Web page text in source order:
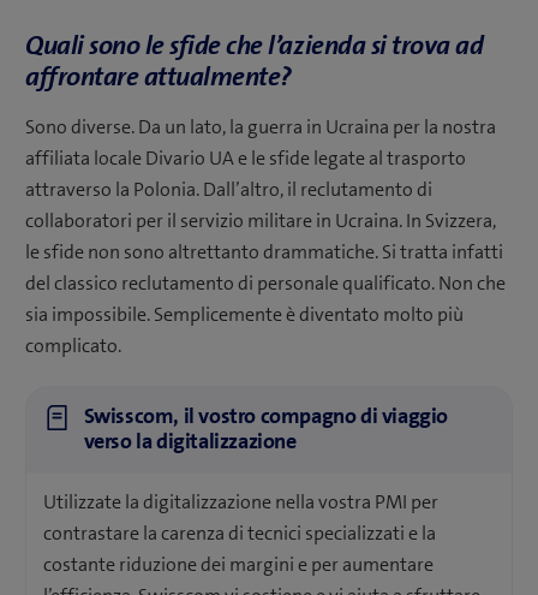
Quali sono le sfide che l’azienda si trova ad
affrontare attualmente?
Sono diverse. Da un lato, la guerra in Ucraina per la nostra
affiliata locale Divario UA e le sfide legate al trasporto
attraverso la Polonia. Dall’altro, il reclutamento di
collaboratori per il servizio militare in Ucraina. In Svizzera,
le sfide non sono altrettanto drammatiche. Si tratta infatti
del classico reclutamento di personale qualificato. Non che
sia impossibile. Semplicemente è diventato molto più
complicato.
Swisscom, il vostro compagno di viaggio
verso la digitalizzazione
Utilizzate la digitalizzazione nella vostra PMI per
contrastare la carenza di tecnici specializzati e la
costante riduzione dei margini e per aumentare